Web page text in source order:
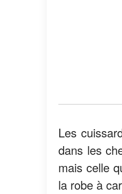
Les
dans les
mais celle
la robe à